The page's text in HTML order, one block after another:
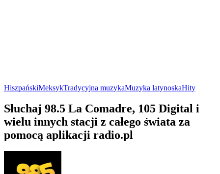
HiszpańskiMeksykTradycyjna muzykaMuzyka latynoskaHity
Słuchaj 98.5 La Comadre, 105 Digital i
wielu innych stacji z całego świata za
pomocą aplikacji radio.pl